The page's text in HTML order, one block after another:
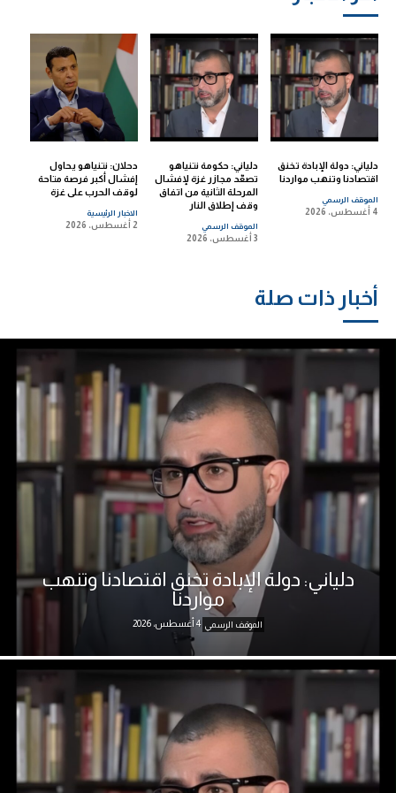
دلياني: دولة الإبادة تخنق
اقتصادنا وتنهب مواردنا
الموقف الرسمي
4 أغسطس، 2026
دلياني: حكومة نتنياهو
تصعّد مجازر غزة لإفشال
المرحلة الثانية من اتفاق
وقف إطلاق النار
الموقف الرسمي
3 أغسطس، 2026
دحلان: نتنياهو يحاول
إفشال أكبر فرصة متاحة
لوقف الحرب على غزة
الاخبار الرئيسية
2 أغسطس، 2026
أخبار ذات صلة
دلياني: دولة الإبادة تخنق اقتصادنا وتنهب
مواردنا
الموقف الرسمي 4 أغسطس، 2026